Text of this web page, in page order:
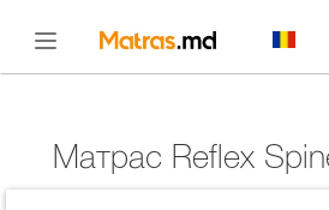
Матрас Reflex